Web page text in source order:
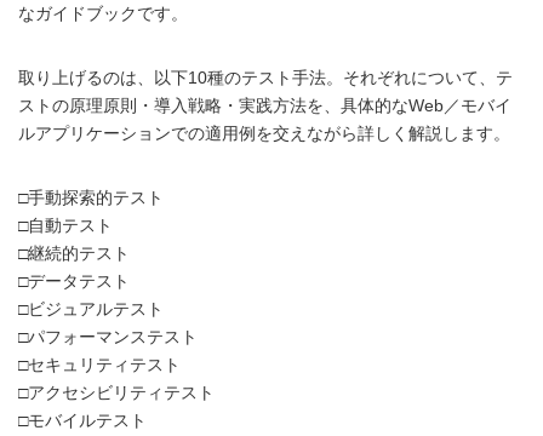
なガイドブックです。
取り上げるのは、以下10種のテスト手法。それぞれについて、テ
ストの原理原則・導入戦略・実践方法を、具体的なWeb／モバイ
ルアプリケーションでの適用例を交えながら詳しく解説します。
□手動探索的テスト
□自動テスト
□継続的テスト
□データテスト
□ビジュアルテスト
□パフォーマンステスト
□セキュリティテスト
□アクセシビリティテスト
□モバイルテスト